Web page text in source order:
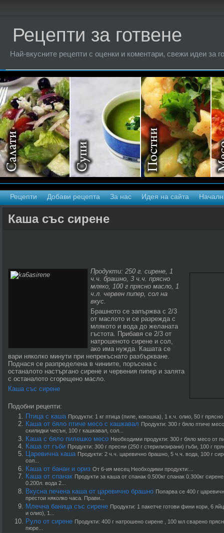
Рецепти за готвене
Най-вкусните рецепти с оценки и коментари, свежи идеи за
Рецепти Добави рецепта За нас Идея на сайта
Каша със сирене
Продукти: 250 г. сирене, 1
ч.ч. брашно, 3 ч.ч. прясно
мляко, 100 г прясно масло, 1
ч.л. червен пипер, сол на
вкус.
Брашното се запържва с 2/3
от маслото и се разрежда с
млякото и вода до желаната
гъстота. Прибавя се 2/3 от
натрошеното сирене и сол,
ако има нужда. Кашата се
вари няколко минути при непрекъснато разбъркване.
Поднася се разпределена в чиниите, поръсена с
останалото настъргано сирене и червения пипер и залята
с останалото сгорещено масло.
Каша със сирене
Подобни рецепти:
Птица с каша Продукти: 1 кг птица (пиле, кокошка), 1 к.ч. олио, 50 г
Каша от бяло птиче месо с кашкавал Продукти: 300 г бяло птиче
скилидки чесън, 100 г кашкавал, сол...
Каша с бяло пилешко месо Необходими продукти: 300 г бяло месо от
Каша от гъби Продукти: 300 г пресни (250 г стерилизирани) гъби, 100 г
Царевична каша Продукти: 2 ч.ч. царевично брашно, 5 ч.ч. вода, 100 г
сол...
Каша от банан и ориз От 6-ия месец Необходими продукти:...
Каша от спанак Продукти за каша от спанак 0.500кг спанак 0.300кг
0.200л. вода 2...
Вкусна печена каша от царевично брашно Попарва се 400 г
престои няколко часа. Прави...
Млечна баница със сирене Продукти: 1 пакетче готови фини кори, 6
и олио), 1...
Руло от сирене Продукти: 400 г натрошено сирене , 100 мл сварено
пюре...